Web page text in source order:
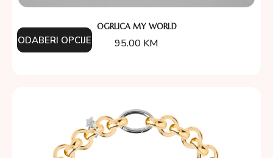
OGRLICA MY WORLD
95.00 KM
ODABERI OPCIJE